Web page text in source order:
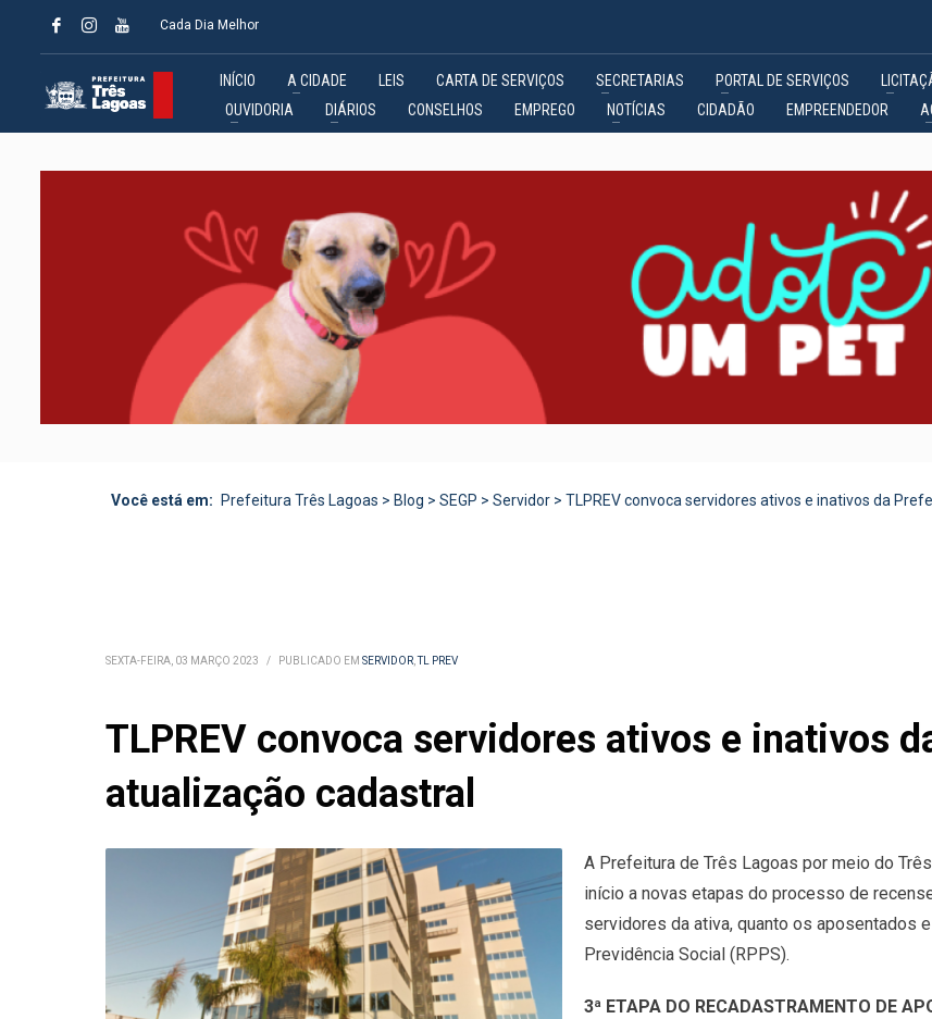
Cada Dia Melhor
INÍCIO A CIDADE LEIS CARTA DE SERVIÇOS SECRETARIAS PORTAL DE SERVIÇOS
OUVIDORIA
DIÁRIOS CONSELHOS EMPREGO NOTÍCIAS CIDADÃO EMPREENDEDOR
Você está em: Prefeitura Três Lagoas > Blog > SEGP > Servidor > TLPREV convoca servidores ativos e inativos da
SEXTA-FEIRA, 03 MARÇO 2023 / PUBLICADO EM SERVIDOR, TL PREV
TLPREV convoca servidores ativos e inativos
atualização cadastral
A Prefeitura de Três Lagoas por meio do
início a novas etapas do processo de
servidores da ativa, quanto os aposentados
Previdência Social (RPPS).
3ª ETAPA DO RECADASTRAMENTO DE